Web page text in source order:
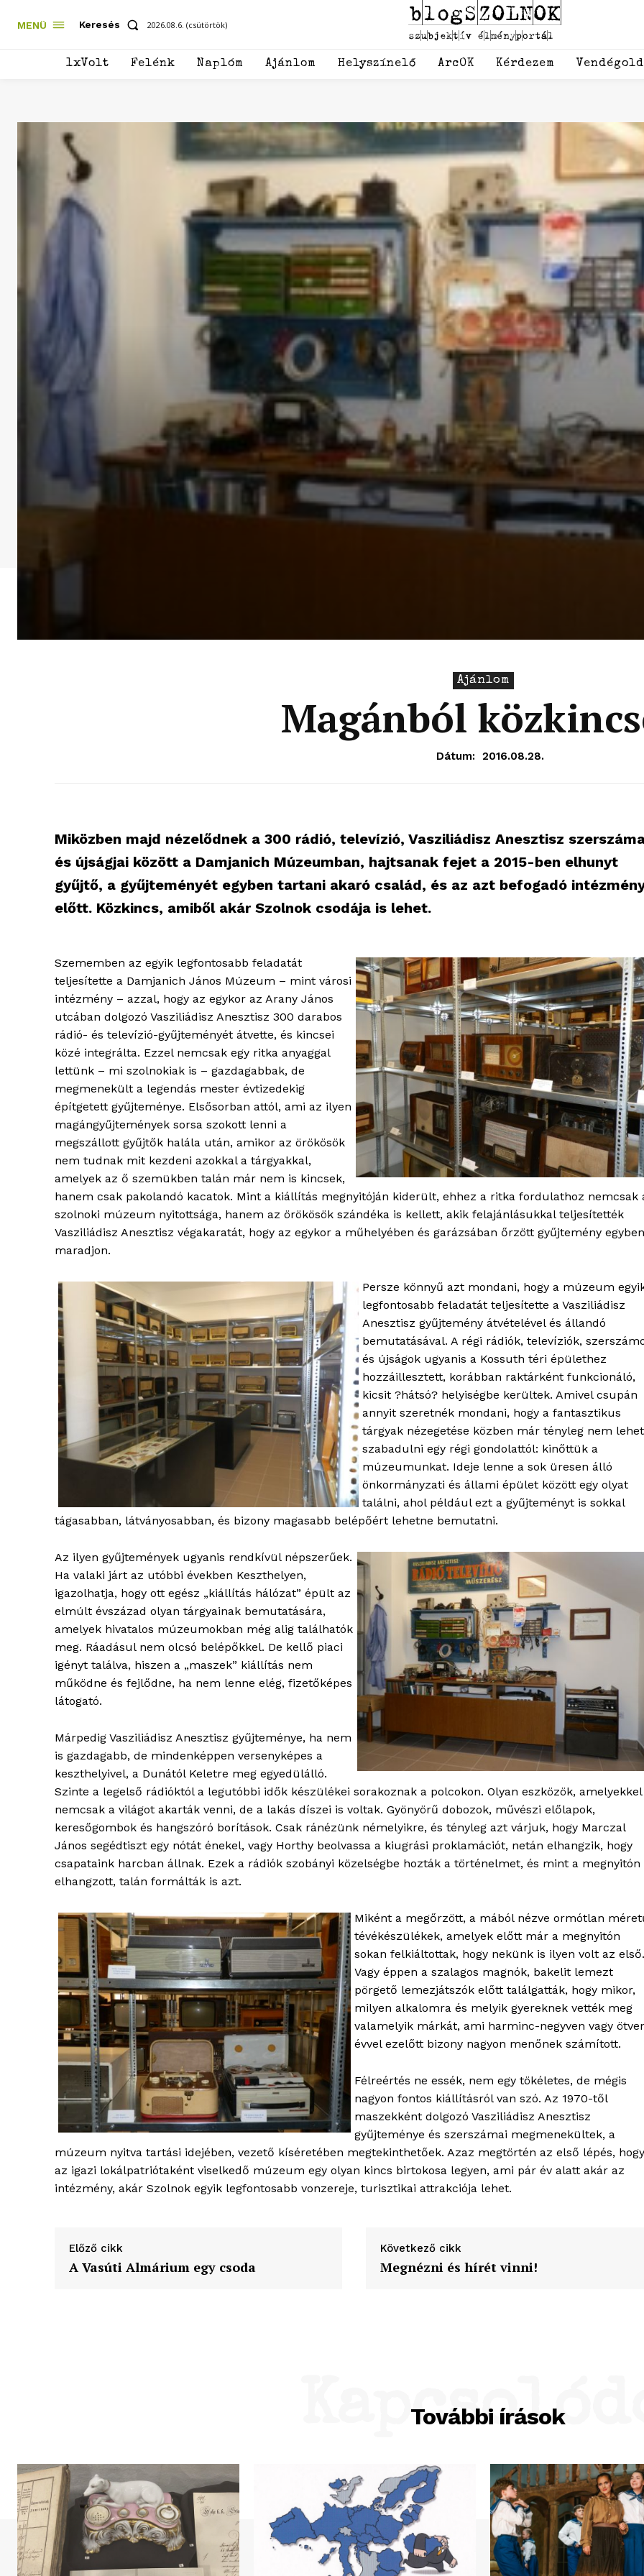
blogSZOLNOK
szubjektív
élményportál
Hasznos
bSZ fiók
Kapcsolat
Adatkezelési tájékoztató
Hirdetés
MENÜ Keresés 2026.08.6. (csütörtök)
1xVolt Felénk Naplóm Ajánlom Helyszínelő ArcOK Kérdezem
Ajánlom
Magánból
Dátum: 2016.08.28.
Miközben majd nézelődnek a 300 rádió, televízió, Vasziliádisz Anesztisz
és újságjai között a Damjanich Múzeumban, hajtsanak fejet a 2015-ben elhunyt
gyűjtő, a gyűjteményét egyben tartani akaró család, és az azt befogadó
előtt. Közkincs, amiből akár Szolnok csodája is lehet.
Szememben az egyik legfontosabb feladatát
teljesítette a Damjanich János Múzeum – mint városi
intézmény – azzal, hogy az egykor az Arany János
utcában dolgozó Vasziliádisz Anesztisz 300 darabos
rádió- és televízió-gyűjteményét átvette, és kincsei
közé integrálta. Ezzel nemcsak egy ritka anyaggal
lettünk – mi szolnokiak is – gazdagabbak, de
megmenekült a legendás mester évtizedekig
építgetett gyűjteménye. Elsősorban attól, ami az ilyen
magángyűjtemények sorsa szokott lenni a
megszállott gyűjtők halála után, amikor az örökösök
nem tudnak mit kezdeni azokkal a tárgyakkal,
amelyek az ő szemükben talán már nem is kincsek,
hanem csak pakolandó kacatok. Mint a kiállítás megnyitóján kiderült, ehhez a ritka fordulathoz nemcsak
szolnoki múzeum nyitottsága, hanem az örökösök szándéka is kellett, akik felajánlásukkal teljesítették
Vasziliádisz Anesztisz végakaratát, hogy az egykor a műhelyében és garázsában őrzött gyűjtemény egyben
maradjon.
Persze könnyű azt mondani, hogy a múzeum
legfontosabb feladatát teljesítette a Vasziliádisz
Anesztisz gyűjtemény átvételével és állandó
bemutatásával. A régi rádiók, televíziók,
és újságok ugyanis a Kossuth téri épülethez
hozzáillesztett, korábban raktárként funkcionáló,
kicsit ?hátsó? helyiségbe kerültek. Amivel csupán
annyit szeretnék mondani, hogy a fantasztikus
tárgyak nézegetése közben már tényleg nem lehet
szabadulni egy régi gondolattól: kinőttük a
múzeumunkat. Ideje lenne a sok üresen álló
önkormányzati és állami épület között egy olyat
találni, ahol például ezt a gyűjteményt is sokkal
tágasabban, látványosabban, és bizony magasabb belépőért lehetne bemutatni.
Az ilyen gyűjtemények ugyanis rendkívül népszerűek.
Ha valaki járt az utóbbi években Keszthelyen,
igazolhatja, hogy ott egész „kiállítás hálózat” épült az
elmúlt évszázad olyan tárgyainak bemutatására,
amelyek hivatalos múzeumokban még alig találhatók
meg. Ráadásul nem olcsó belépőkkel. De kellő piaci
igényt találva, hiszen a „maszek” kiállítás nem
működne és fejlődne, ha nem lenne elég, fizetőképes
látogató.
Márpedig Vasziliádisz Anesztisz gyűjteménye, ha nem
is gazdagabb, de mindenképpen versenyképes a
keszthelyivel, a Dunától Keletre meg egyedülálló.
Szinte a legelső rádióktól a legutóbbi idők készülékei sorakoznak a polcokon. Olyan eszközök, amelyekkel
nemcsak a világot akarták venni, de a lakás díszei is voltak. Gyönyörű dobozok, művészi előlapok,
keresőgombok és hangszóró borítások. Csak ránézünk némelyikre, és tényleg azt várjuk, hogy Marczal
János segédtiszt egy nótát énekel, vagy Horthy beolvassa a kiugrási proklamációt, netán elhangzik, hogy
csapataink harcban állnak. Ezek a rádiók szobányi közelségbe hozták a történelmet, és mint a megnyitón
elhangzott, talán formálták is azt.
Miként a megőrzött, a mából nézve ormótlan
tévékészülékek, amelyek előtt már a megnyitón
sokan felkiáltottak, hogy nekünk is ilyen volt az első.
Vagy éppen a szalagos magnók, bakelit lemezt
pörgető lemezjátszók előtt találgatták, hogy mikor,
milyen alkalomra és melyik gyereknek vették meg
valamelyik márkát, ami harminc-negyven vagy
évvel ezelőtt bizony nagyon menőnek számított.
Félreértés ne essék, nem egy tökéletes, de mégis
nagyon fontos kiállításról van szó. Az 1970-től
maszekként dolgozó Vasziliádisz Anesztisz
gyűjteménye és szerszámai megmenekültek, a
múzeum nyitva tartási idejében, vezető kíséretében megtekinthetőek. Azaz megtörtén az első lépés, hogy
az igazi lokálpatriótaként viselkedő múzeum egy olyan kincs birtokosa legyen, ami pár év alatt akár az
intézmény, akár Szolnok egyik legfontosabb vonzereje, turisztikai attrakciója lehet.
Előző cikk
A Vasúti Almárium egy csoda
Következő cikk
Megnézni és hírét vinni!
További írások